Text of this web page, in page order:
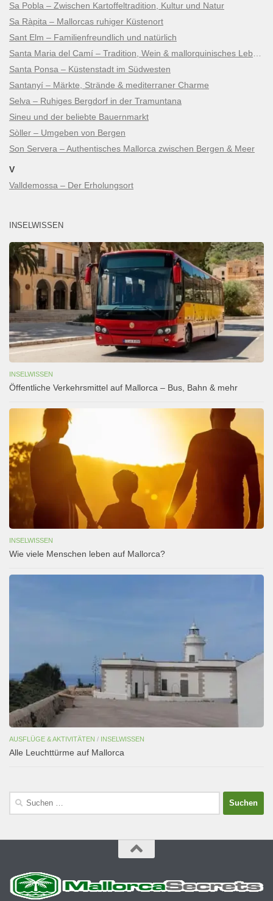
Sa Pobla – Zwischen Kartoffeltradition, Kultur und Natur
Sa Ràpita – Mallorcas ruhiger Küstenort
Sant Elm – Familienfreundlich und natürlich
Santa Maria del Camí – Tradition, Wein & mallorquinisches Lebensgefühl
Santa Ponsa – Küstenstadt im Südwesten
Santanyí – Märkte, Strände & mediterraner Charme
Selva – Ruhiges Bergdorf in der Tramuntana
Sineu und der beliebte Bauernmarkt
Sòller – Umgeben von Bergen
Son Servera – Authentisches Mallorca zwischen Bergen & Meer
V
Valldemossa – Der Erholungsort
INSELWISSEN
INSELWISSEN
Öffentliche Verkehrsmittel auf Mallorca – Bus, Bahn & mehr
INSELWISSEN
Wie viele Menschen leben auf Mallorca?
AUSFLÜGE & AKTIVITÄTEN / INSELWISSEN
Alle Leuchttürme auf Mallorca
Suchen